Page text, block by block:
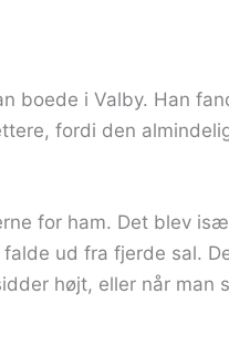
boede i Valby. Han
fordi den
for ham. Det blev
ud fra fjerde sal.
højt, eller når man